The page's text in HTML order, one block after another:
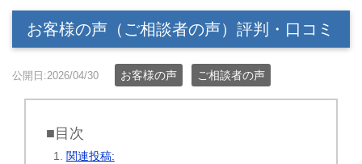
お客様の声（ご相談者の声）評判・口コミ
公開日:2026/04/30 お客様の声 ご相談者の声
■目次
関連投稿: